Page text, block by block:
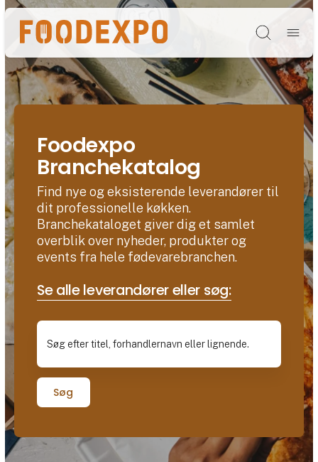
Søg
Foodexpo
Branchekatalog
Find nye og eksisterende leverandører til
dit professionelle køkken.
Branchekataloget giver dig et samlet
overblik over nyheder, produkter og
events fra hele fødevarebranchen.
Se alle leverandører eller søg:
Søg